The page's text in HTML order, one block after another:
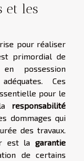
et les
pour réaliser
primordial de
possession
Ces
pour le
responsabilité
dommages qui
des travaux.
est la garantie
de certains